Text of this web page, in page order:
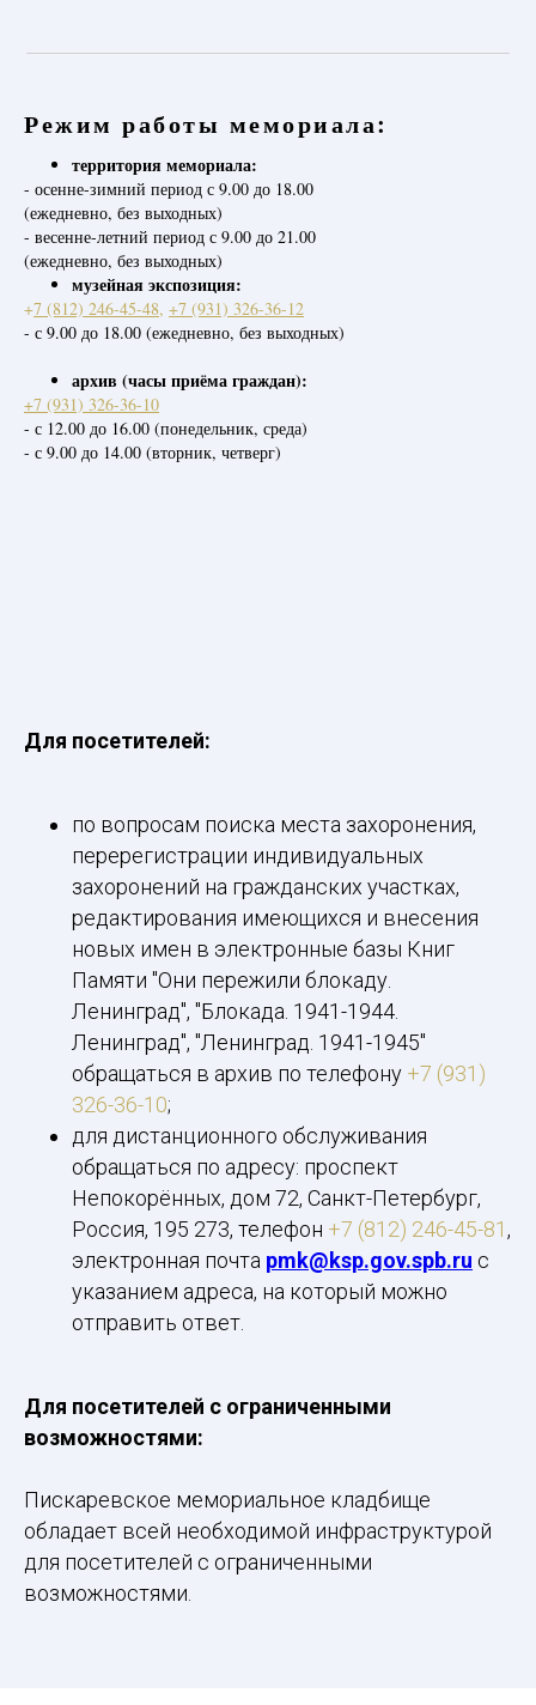
Режим работы мемориала:
территория мемориала:
- осенне-зимний период с 9.00 до 18.00
(ежедневно, без выходных)
- весенне-летний период с 9.00 до 21.00
(ежедневно, без выходных)
музейная экспозиция:
+7 (812) 246-45-48, +7 (931) 326-36-12
- с 9.00 до 18.00 (ежедневно, без выходных)
архив (часы приёма граждан):
+7 (931) 326-36-10
- с 12.00 до 16.00 (понедельник, среда)
- с 9.00 до 14.00 (вторник, четверг)
Для посетителей:
по вопросам поиска места захоронения,
перерегистрации индивидуальных
захоронений на гражданских участках,
редактирования имеющихся и внесения
новых имен в электронные базы Книг
Памяти "Они пережили блокаду.
Ленинград", "Блокада. 1941-1944.
Ленинград", "Ленинград. 1941-1945"
обращаться в архив по телефону +7 (931)
326-36-10;
для дистанционного обслуживания
обращаться по адресу: проспект
Непокорённых, дом 72, Санкт-Петербург,
Россия, 195 273, телефон +7 (812) 246-45-81,
электронная почта pmk@ksp.gov.spb.ru с
указанием адреса, на который можно
отправить ответ.
Для посетителей с ограниченными
возможностями:
Пискаревское мемориальное кладбище
обладает всей необходимой инфраструктурой
для посетителей с ограниченными
возможностями.